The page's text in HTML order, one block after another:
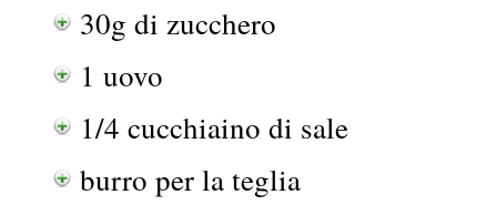
30g di zucchero
1 uovo
1/4 cucchiaino di sale
burro per la teglia